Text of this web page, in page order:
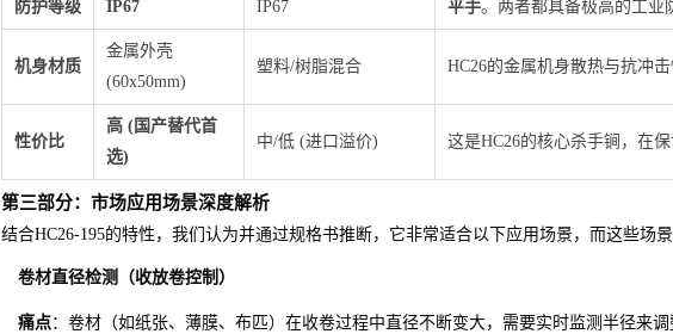
防护等级 IP67 IP67 平手。两者都具备极高的工业
机身材质
金属外壳
(60x50mm)
塑料/树脂混合 HC26的金属机身散热与抗冲
性价比
高 (国产替代首
选)
中/低 (进口溢价) 这是HC26的核心杀手锏，在
第三部分：市场应用场景深度解析
结合HC26-195的特性，我们认为并通过规格书推断，它非常适合以下应用场景，而这些场
卷材直径检测（收放卷控制）
痛点：卷材（如纸张、薄膜、布匹）在收卷过程中直径不断变大，需要实时监测半径来调